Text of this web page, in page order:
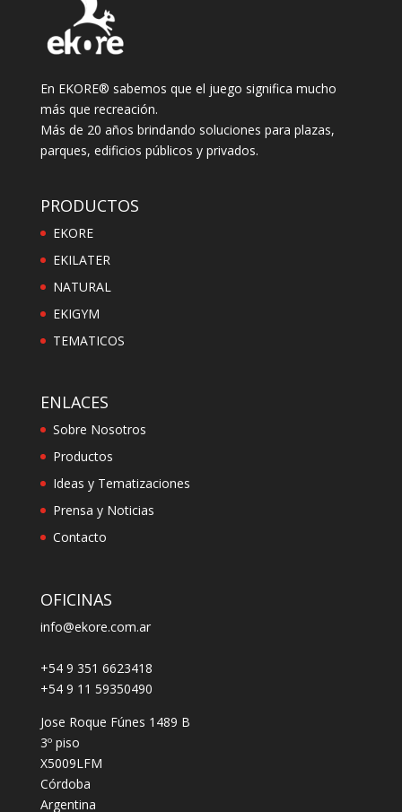
En EKORE® sabemos que el juego significa mucho
más que recreación.
Más de 20 años brindando soluciones para plazas,
parques, edificios públicos y privados.
PRODUCTOS
EKORE
EKILATER
NATURAL
EKIGYM
TEMATICOS
ENLACES
Sobre Nosotros
Productos
Ideas y Tematizaciones
Prensa y Noticias
Contacto
OFICINAS
info@ekore.com.ar
+54 9 351 6623418
+54 9 11 59350490
Jose Roque Fúnes 1489 B
3º piso
X5009LFM
Córdoba
Argentina